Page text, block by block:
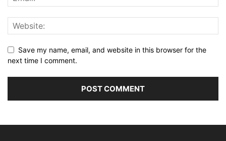
Save my name, email, and website in this browser for the
next time I comment.